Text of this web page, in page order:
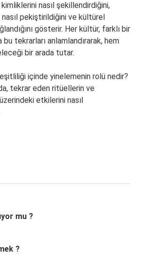
nasıl şekillendirdiğini,
pekiştirildiğini ve kültürel
gösterir. Her kültür, farklı bir
tekrarları anlamlandırarak, hem
bir arada tutar.
içinde yinelemenin rolü nedir?
tekrar eden ritüellerin ve
etkilerini nasıl
mu ?
?